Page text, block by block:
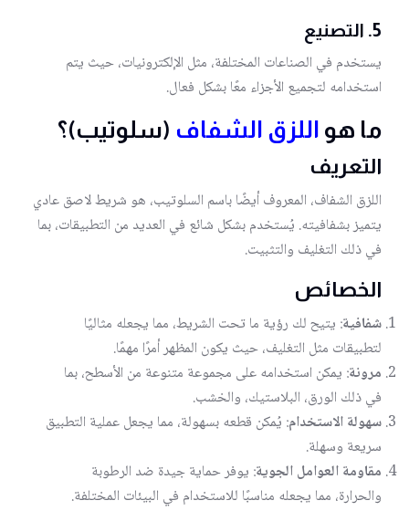
5. التصنيع
يستخدم في الصناعات المختلفة، مثل الإلكترونيات، حيث يتم
استخدامه لتجميع الأجزاء معًا بشكل فعال.
ما هو اللزق الشفاف (سلوتيب)؟
التعريف
اللزق الشفاف، المعروف أيضًا باسم السلوتيب، هو شريط لاصق عادي
يتميز بشفافيته. يُستخدم بشكل شائع في العديد من التطبيقات، بما
في ذلك التغليف والتثبيت.
الخصائص
شفافية: يتيح لك رؤية ما تحت الشريط، مما يجعله مثاليًا
لتطبيقات مثل التغليف، حيث يكون المظهر أمرًا مهمًا.
مرونة: يمكن استخدامه على مجموعة متنوعة من الأسطح، بما
في ذلك الورق، البلاستيك، والخشب.
سهولة الاستخدام: يُمكن قطعه بسهولة، مما يجعل عملية التطبيق
سريعة وسهلة.
مقاومة العوامل الجوية: يوفر حماية جيدة ضد الرطوبة
والحرارة، مما يجعله مناسبًا للاستخدام في البيئات المختلفة.